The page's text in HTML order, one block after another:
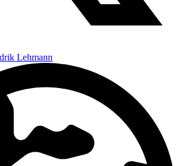
Lehmann